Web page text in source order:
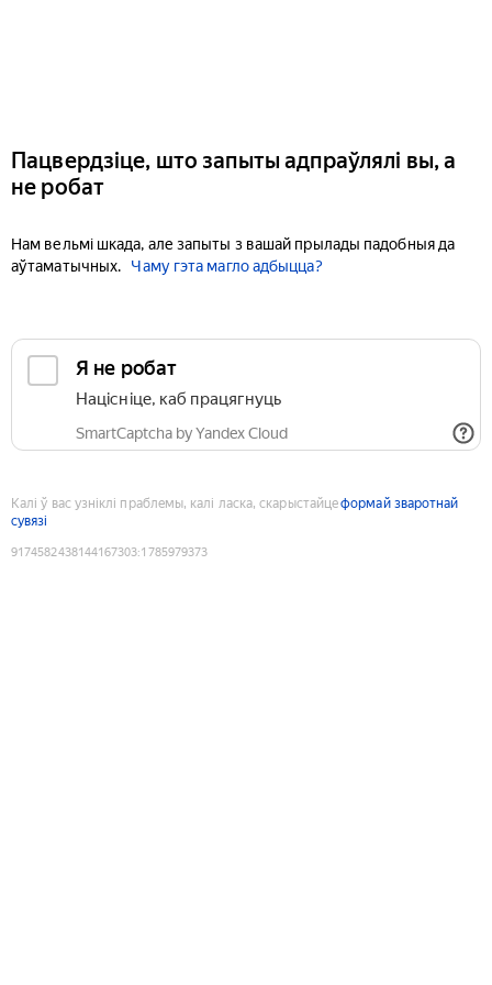
Пацвердзіце, што запыты адпраўлялі вы, а
не робат
Нам вельмі шкада, але запыты з вашай прылады падобныя да
аўтаматычных.
Чаму гэта магло адбыцца?
Я не робат
Націсніце, каб працягнуць
SmartCaptcha by Yandex Cloud
Калі ў вас узніклі праблемы, калі ласка, скарыстайцеформай зваротнай
сувязі
9174582438144167303:1785979373